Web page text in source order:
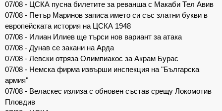
07/08 - ЦСКА пусна билетите за реванша с Макаби Тел Авив
07/08 - Петър Маринов записа името си със златни букви в
европейската история на ЦСКА 1948
07/08 - Илиан Илиев ще търси нов вариант за атака
07/08 - Дунав се закани на Арда
07/08 - Левски отряза Олимпиакос за Акрам Бурас
07/08 - Немска фирма извърши инспекция на "Българска
армия"
07/08 - Веласкес излиза с обновен състав срещу Локомотив
Пловдив